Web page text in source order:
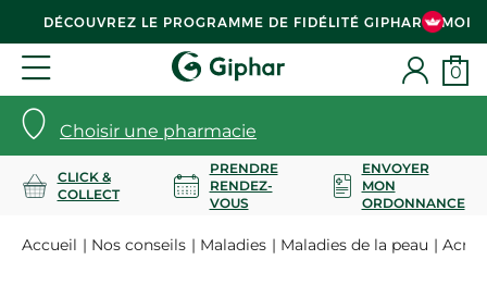
DÉCOUVREZ LE PROGRAMME DE FIDÉLITÉ GIPHAR & MOI
Choisir une pharmacie
0
CLICK &
COLLECT
PRENDRE
RENDEZ-
VOUS
ENVOYER
MON
ORDONNANCE
Accueil Nos conseils Maladies Maladies de la peau Acné